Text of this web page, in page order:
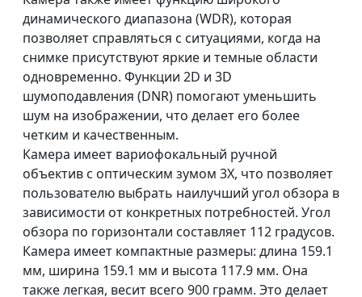
динамического диапазона (WDR), которая
позволяет справляться с ситуациями, когда на
снимке присутствуют яркие и темные области
одновременно. Функции 2D и 3D
шумоподавления (DNR) помогают уменьшить
шум на изображении, что делает его более
четким и качественным.
Камера имеет вариофокальный ручной
объектив с оптическим зумом 3Х, что позволяет
пользователю выбрать наилучший угол обзора в
зависимости от конкретных потребностей. Угол
обзора по горизонтали составляет 112 градусов.
Камера имеет компактные размеры: длина 159.1
мм, ширина 159.1 мм и высота 117.9 мм. Она
также легкая, весит всего 900 грамм. Это делает